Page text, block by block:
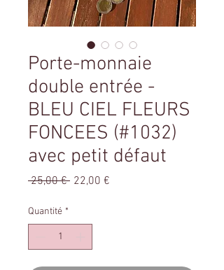
Porte-monnaie
double entrée -
BLEU CIEL FLEURS
FONCEES (#1032)
avec petit défaut
25,00 € Prix
22,00 €
Quantité *